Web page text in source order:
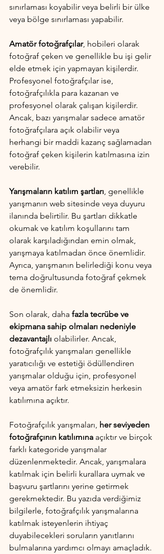
sınırlaması koyabilir veya belirli bir ülke
veya bölge sınırlaması yapabilir.
Amatör fotoğrafçılar, hobileri olarak
fotoğraf çeken ve genellikle bu işi gelir
elde etmek için yapmayan kişilerdir.
Profesyonel fotoğrafçılar ise,
fotoğrafçılıkla para kazanan ve
profesyonel olarak çalışan kişilerdir.
Ancak, bazı yarışmalar sadece amatör
fotoğrafçılara açık olabilir veya
herhangi bir maddi kazanç sağlamadan
fotoğraf çeken kişilerin katılmasına izin
verebilir.
Yarışmaların katılım şartları , genellikle
yarışmanın web sitesinde veya duyuru
ilanında belirtilir. Bu şartları dikkatle
okumak ve katılım koşullarını tam
olarak karşıladığından emin olmak,
yarışmaya katılmadan önce önemlidir.
Ayrıca, yarışmanın belirlediği konu veya
tema doğrultusunda fotoğraf çekmek
de önemlidir.
Son olarak, daha fazla tecrübe ve
ekipmana sahip olmaları nedeniyle
dezavantajlı olabilirler. Ancak,
fotoğrafçılık yarışmaları genellikle
yaratıcılığı ve estetiği ödüllendiren
yarışmalar olduğu için, profesyonel
veya amatör fark etmeksizin herkesin
katılımına açıktır.
Fotoğrafçılık yarışmaları, her seviyeden
fotoğrafçının katılımına açıktır ve birçok
farklı kategoride yarışmalar
düzenlenmektedir. Ancak, yarışmalara
katılmak için belirli kurallara uymak ve
başvuru şartlarını yerine getirmek
gerekmektedir. Bu yazıda verdiğimiz
bilgilerle, fotoğrafçılık yarışmalarına
katılmak isteyenlerin ihtiyaç
duyabilecekleri soruların yanıtlarını
bulmalarına yardımcı olmayı amaçladık.